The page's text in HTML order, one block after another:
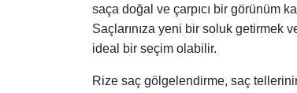
saça doğal ve çarpıcı bir görünüm
Saçlarınıza yeni bir soluk getirmek
ideal bir seçim olabilir.
Rize saç gölgelendirme, saç